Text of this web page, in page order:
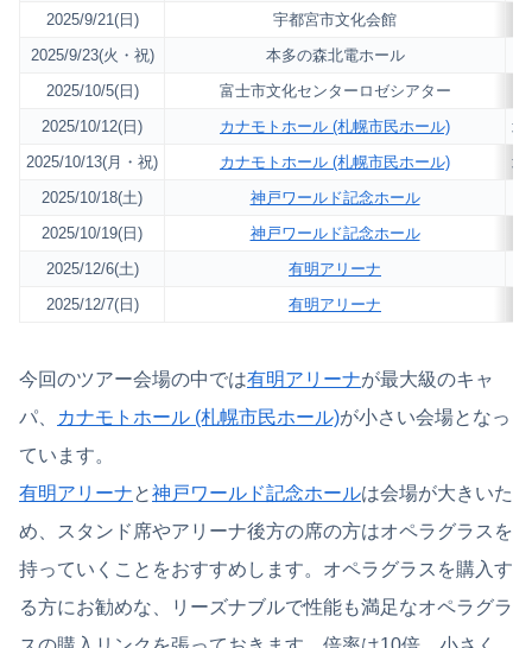
2025/9/21(日)
宇都宮市文化会館
2025/9/23(火・祝)
本多の森北電ホール
2025/10/5(日)
富士市文化センターロゼシアター
2025/10/12(日)
カナモトホール (札幌市民ホール)
北
2025/10/13(月・祝)
カナモトホール (札幌市民ホール)
北
2025/10/18(土)
神戸ワールド記念ホール
2025/10/19(日)
神戸ワールド記念ホール
2025/12/6(土)
有明アリーナ
2025/12/7(日)
有明アリーナ
今回のツアー会場の中では有明アリーナが最大級のキャ
パ、
カナモトホール (札幌市民ホール)が小さい会場となっ
ています。
有明アリーナと神戸ワールド記念ホールは会場が大きいた
め、スタンド席やアリーナ後方の席の方はオペラグラスを
持っていくことをおすすめします。オペラグラスを購入す
る方にお勧めな、リーズナブルで性能も満足なオペラグラ